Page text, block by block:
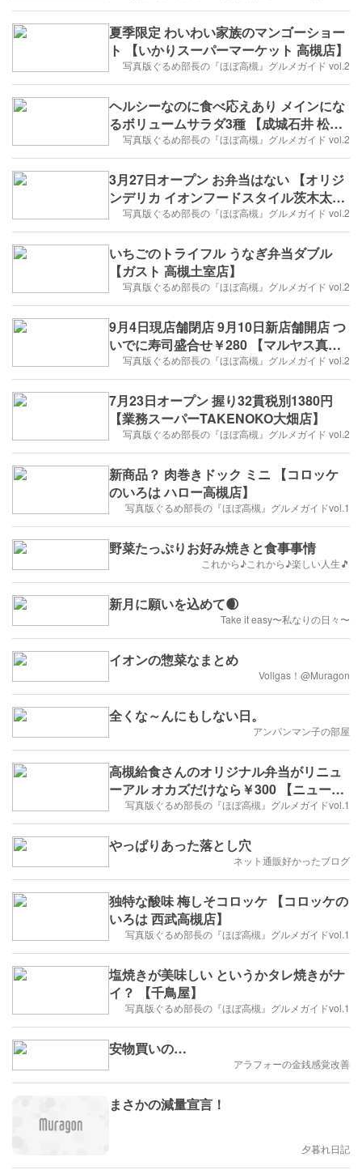
夏季限定 わいわい家族のマンゴーショー
ト 【いかりスーパーマーケット 高槻店】
写真版ぐるめ部長の『ほぼ高槻』グルメガイド vol.2
ヘルシーなのに食べ応えあり メインにな
るボリュームサラダ3種 【成城石井 松坂
屋高槻店】
写真版ぐるめ部長の『ほぼ高槻』グルメガイド vol.2
3月27日オープン お弁当はない 【オリジ
ンデリカ イオンフードスタイル茨木太田
店】
写真版ぐるめ部長の『ほぼ高槻』グルメガイド vol.2
いちごのトライフル うなぎ弁当ダブル
【ガスト 高槻土室店】
写真版ぐるめ部長の『ほぼ高槻』グルメガイド vol.2
9月4日現店舗閉店 9月10日新店舗開店 つ
いでに寿司盛合せ￥280 【マルヤス真上
店】
写真版ぐるめ部長の『ほぼ高槻』グルメガイド vol.2
7月23日オープン 握り32貫税別1380円
【業務スーパーTAKENOKO大畑店】
写真版ぐるめ部長の『ほぼ高槻』グルメガイド vol.2
新商品？ 肉巻きドック ミニ 【コロッケ
のいろは ハロー高槻店】
写真版ぐるめ部長の『ほぼ高槻』グルメガイドvol.1
野菜たっぷりお好み焼きと食事事情
これから♪これから♪楽しい人生🎵
新月に願いを込めて🌒
Take it easy〜私なりの日々〜
イオンの惣菜なまとめ
Vollgas！@Muragon
全くな～んにもしない日。
アンパンマン子の部屋
高槻給食さんのオリジナル弁当がリニュ
ーアル オカズだけなら￥300 【ニューヤ
マザキ デイリーストア メグマート高槻】
写真版ぐるめ部長の『ほぼ高槻』グルメガイドvol.1
やっぱりあった落とし穴
ネット通販好かったブログ
独特な酸味 梅しそコロッケ 【コロッケの
いろは 西武高槻店】
写真版ぐるめ部長の『ほぼ高槻』グルメガイドvol.1
塩焼きが美味しい というかタレ焼きがナ
イ？ 【千鳥屋】
写真版ぐるめ部長の『ほぼ高槻』グルメガイドvol.1
安物買いの…
アラフォーの金銭感覚改善
まさかの減量宣言！
夕暮れ日記